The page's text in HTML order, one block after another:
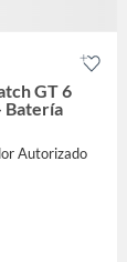
GT 6
Batería
Autorizado